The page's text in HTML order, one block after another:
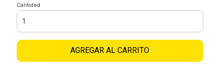
Cantidad
AGREGAR AL CARRITO